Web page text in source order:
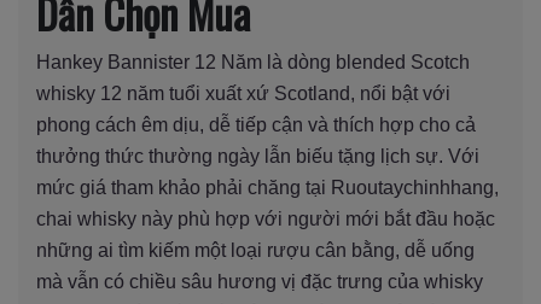
Hankey Bannister 12 Năm là dòng blended Scotch
whisky 12 năm tuổi xuất xứ Scotland, nổi bật với
phong cách êm dịu, dễ tiếp cận và thích hợp cho cả
thưởng thức thường ngày lẫn biếu tặng lịch sự. Với
mức giá tham khảo phải chăng tại Ruoutaychinhhang,
chai whisky này phù hợp với người mới bắt đầu hoặc
những ai tìm kiếm một loại rượu cân bằng, dễ uống
mà vẫn có chiều sâu hương vị đặc trưng của whisky